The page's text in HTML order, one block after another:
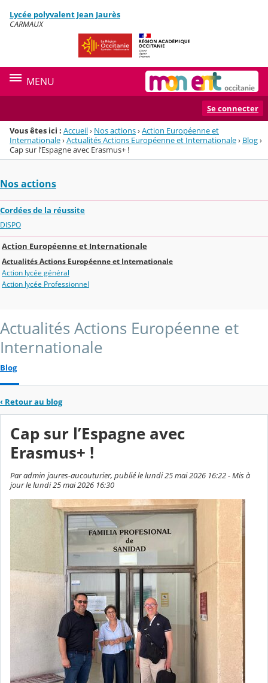
Menu de la rubrique
Contenu
Lycée polyvalent Jean Jaurès
CARMAUX
MENU
Se connecter
Vous êtes ici : Accueil› Nos actions›Action Européenne et
Internationale›Actualités Actions Européenne et Internationale› Blog›
Cap sur l’Espagne avec Erasmus+ !
Nos actions
Cordées de la réussite
DISPO
Action Européenne et Internationale
Actualités Actions Européenne et Internationale
Action lycée général
Action lycée Professionnel
Actualités Actions Européenne et
Internationale
Blog
‹ Retour au blog
Cap sur l’Espagne avec
Erasmus+ !
Par admin jaures-aucouturier, publié le lundi 25 mai 2026 16:22 - Mis à
jour le lundi 25 mai 2026 16:30